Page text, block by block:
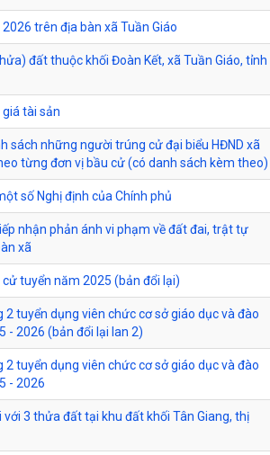
trên địa bàn xã Tuần Giáo
đất thuộc khối Đoàn Kết, xã Tuần Giáo, tỉnh
giá tài sản
sách những người trúng cử đại biểu HĐND xã
từng đơn vị bầu cử (có danh sách kèm theo)
số Nghị định của Chính phủ
nhận phản ánh vi phạm về đất đai, trật tự
xã
tuyển năm 2025 (bản đổi lại)
tuyển dụng viên chức cơ sở giáo dục và đào
- 2026 (bản đổi lại lan 2)
tuyển dụng viên chức cơ sở giáo dục và đào
- 2026
3 thửa đất tại khu đất khối Tân Giang, thị